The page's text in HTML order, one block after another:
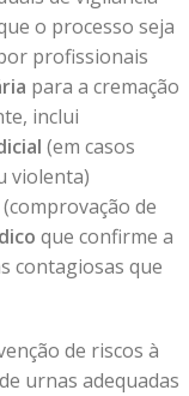
o processo seja
profissionais
para a cremação
inclui
(em casos
violenta)
(comprovação de
que confirme a
contagiosas que
de riscos à
urnas adequadas